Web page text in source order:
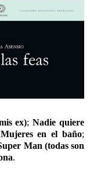
ex);Nadie quiere
Mujeres en el baño;
Man (todas son
.